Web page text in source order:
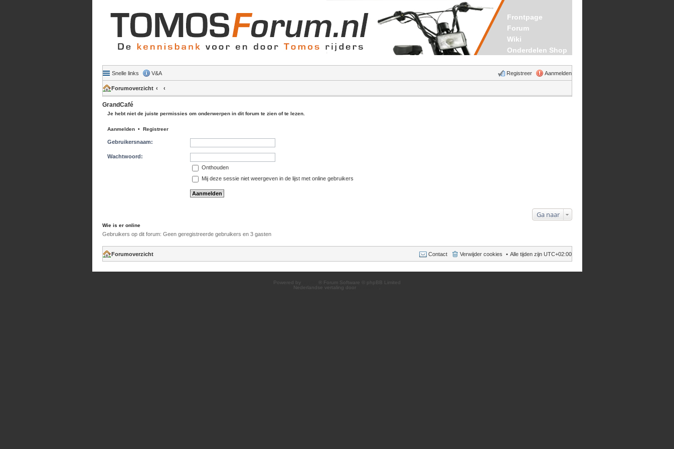
Frontpage
Forum
Wiki
Onderdelen Shop
Snelle links V&A Aanmelden
Registreer
Forumoverzicht
GrandCafé
Je hebt niet de juiste permissies om onderwerpen in dit forum te zien of te lezen.
Aanmelden• Registreer
Gebruikersnaam:
Wachtwoord:
Onthouden
Mij deze sessie niet weergeven in de lijst met online gebruikers
Ga naar
Wie is er online
Gebruikers op dit forum: Geen geregistreerde gebruikers en 3 gasten
Forumoverzicht Alle tijden zijn UTC+02:00
Verwijder cookies
Contact
Powered by
® Forum Software © phpBB Limited
Nederlandse vertaling door